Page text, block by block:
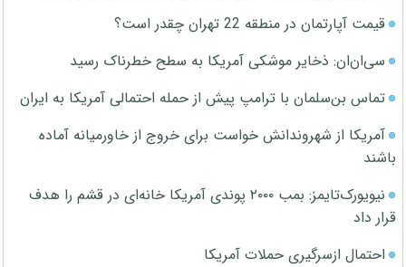
قیمت آپارتمان در منطقه 22 تهران چقدر است؟
سی‌ان‌ان: ذخایر موشکی آمریکا به سطح خطرناک رسید
تماس بن‌سلمان با ترامپ پیش از حمله احتمالی آمریکا به ایران
آمریکا از شهروندانش خواست برای خروج از خاورمیانه آماده
باشند
نیویورک‌تایمز: بمب ۲۰۰۰ پوندی آمریکا خانه‌ای در قشم را هدف
قرار داد
احتمال ازسرگیری حملات آمریکا